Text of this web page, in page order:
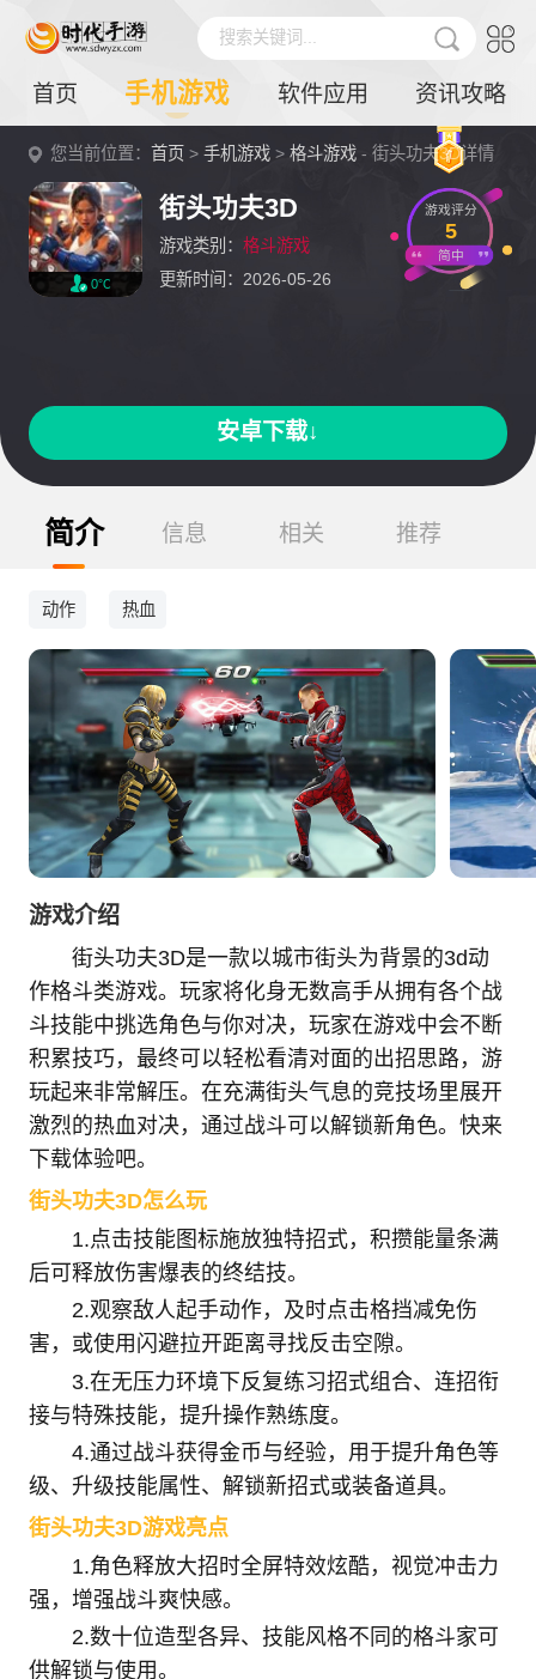
搜索关键词...
首页 手机游戏 软件应用 资讯攻略
您当前位置：首页 >手机游戏 >格斗游戏 - 街头功夫3D详情
0℃
街头功夫3D
游戏类别： 格斗游戏
更新时间：2026-05-26
游戏评分
5
简中
安卓下载↓
简介 信息 相关 推荐
动作 热血
游戏介绍
街头功夫3D是一款以城市街头为背景的3d动
作格斗类游戏。玩家将化身无数高手从拥有各个战
斗技能中挑选角色与你对决，玩家在游戏中会不断
积累技巧，最终可以轻松看清对面的出招思路，游
玩起来非常解压。在充满街头气息的竞技场里展开
激烈的热血对决，通过战斗可以解锁新角色。快来
下载体验吧。
街头功夫3D怎么玩
1.点击技能图标施放独特招式，积攒能量条满
后可释放伤害爆表的终结技。
2.观察敌人起手动作，及时点击格挡减免伤
害，或使用闪避拉开距离寻找反击空隙。
3.在无压力环境下反复练习招式组合、连招衔
接与特殊技能，提升操作熟练度。
4.通过战斗获得金币与经验，用于提升角色等
级、升级技能属性、解锁新招式或装备道具。
街头功夫3D游戏亮点
1.角色释放大招时全屏特效炫酷，视觉冲击力
强，增强战斗爽快感。
2.数十位造型各异、技能风格不同的格斗家可
供解锁与使用。